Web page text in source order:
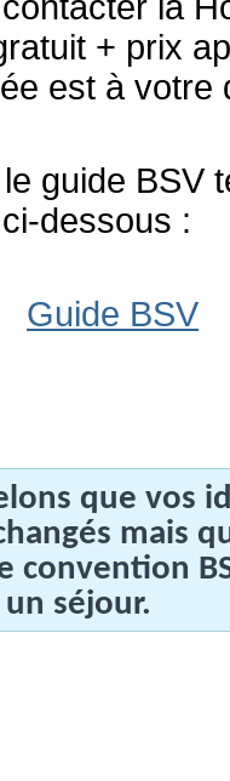
+ prix
est à votre
guide BSV
dessous :
Guide BSV
que vos
mais
convention
séjour.